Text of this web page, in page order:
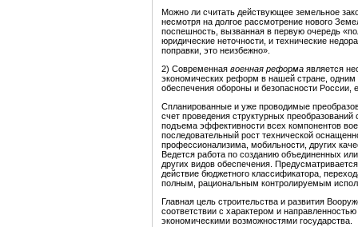
Можно ли считать действующее земельное
несмотря на долгое рассмотрение нового
поспешность, вызванная в первую очередь
юридические неточности, и технические
поправки, это неизбежно».
2) Современная военная реформа является
экономических реформ в нашей стране,
обеспечения обороны и безопасности России,
Спланированные и уже проводимые
счет проведения структурных
подъема эффективности всех компонентов
последовательный рост технической
профессионализима, мобильности, других
Ведется работа по созданию объединенных
других видов обеспечения.
действие бюджетного классификатора,
полным, рациональным контролируемым
Главная цель строительства и развития
соответствии с характером и
экономическими возможностями государства.